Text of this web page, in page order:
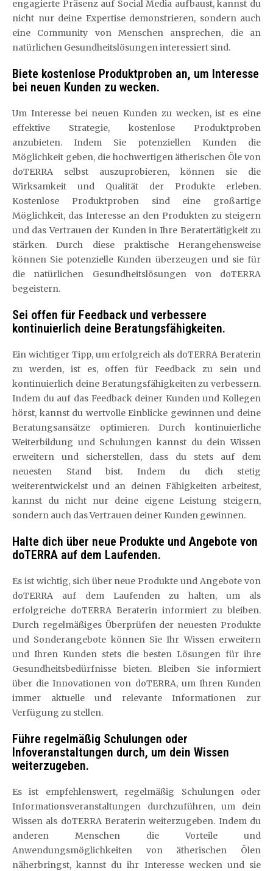
engagierte Präsenz auf Social Media aufbaust, kannst du
nicht nur deine Expertise demonstrieren, sondern auch
eine Community von Menschen ansprechen, die an
natürlichen Gesundheitslösungen interessiert sind.
Biete kostenlose Produktproben an, um Interesse
bei neuen Kunden zu wecken.
Um Interesse bei neuen Kunden zu wecken, ist es eine
effektive Strategie, kostenlose Produktproben
anzubieten. Indem Sie potenziellen Kunden die
Möglichkeit geben, die hochwertigen ätherischen Öle von
doTERRA selbst auszuprobieren, können sie die
Wirksamkeit und Qualität der Produkte erleben.
Kostenlose Produktproben sind eine großartige
Möglichkeit, das Interesse an den Produkten zu steigern
und das Vertrauen der Kunden in Ihre Beratertätigkeit zu
stärken. Durch diese praktische Herangehensweise
können Sie potenzielle Kunden überzeugen und sie für
die natürlichen Gesundheitslösungen von doTERRA
begeistern.
Sei offen für Feedback und verbessere
kontinuierlich deine Beratungsfähigkeiten.
Ein wichtiger Tipp, um erfolgreich als doTERRA Beraterin
zu werden, ist es, offen für Feedback zu sein und
kontinuierlich deine Beratungsfähigkeiten zu verbessern.
Indem du auf das Feedback deiner Kunden und Kollegen
hörst, kannst du wertvolle Einblicke gewinnen und deine
Beratungsansätze optimieren. Durch kontinuierliche
Weiterbildung und Schulungen kannst du dein Wissen
erweitern und sicherstellen, dass du stets auf dem
neuesten Stand bist. Indem du dich stetig
weiterentwickelst und an deinen Fähigkeiten arbeitest,
kannst du nicht nur deine eigene Leistung steigern,
sondern auch das Vertrauen deiner Kunden gewinnen.
Halte dich über neue Produkte und Angebote von
doTERRA auf dem Laufenden.
Es ist wichtig, sich über neue Produkte und Angebote von
doTERRA auf dem Laufenden zu halten, um als
erfolgreiche doTERRA Beraterin informiert zu bleiben.
Durch regelmäßiges Überprüfen der neuesten Produkte
und Sonderangebote können Sie Ihr Wissen erweitern
und Ihren Kunden stets die besten Lösungen für ihre
Gesundheitsbedürfnisse bieten. Bleiben Sie informiert
über die Innovationen von doTERRA, um Ihren Kunden
immer aktuelle und relevante Informationen zur
Verfügung zu stellen.
Führe regelmäßig Schulungen oder
Infoveranstaltungen durch, um dein Wissen
weiterzugeben.
Es ist empfehlenswert, regelmäßig Schulungen oder
Informationsveranstaltungen durchzuführen, um dein
Wissen als doTERRA Beraterin weiterzugeben. Indem du
anderen Menschen die Vorteile und
Anwendungsmöglichkeiten von ätherischen Ölen
näherbringst, kannst du ihr Interesse wecken und sie